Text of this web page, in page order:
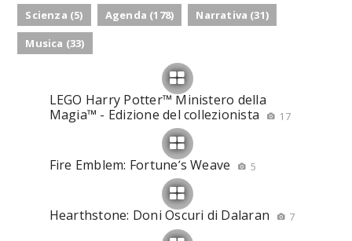
Scienza (5)
Agenda (178)
Narrativa (31)
Musica (33)
LEGO Harry Potter™ Ministero della
Magia™ - Edizione del collezionista
17
Fire Emblem: Fortune’s Weave 5
Hearthstone: Doni Oscuri di Dalaran 7